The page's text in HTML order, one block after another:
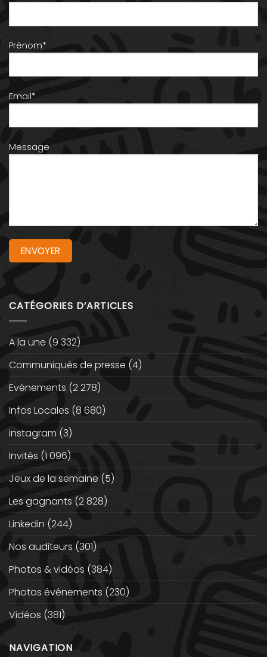
Prénom*
Email*
Message
CATÉGORIES D’ARTICLES
A la une (9 332)
Communiqués de presse (4)
Evénements (2 278)
Infos Locales (8 680)
instagram (3)
Invités (1 096)
Jeux de la semaine (5)
Les gagnants (2 828)
Linkedin (244)
Nos auditeurs (301)
Photos & vidéos (384)
Photos événements (230)
Vidéos (381)
NAVIGATION